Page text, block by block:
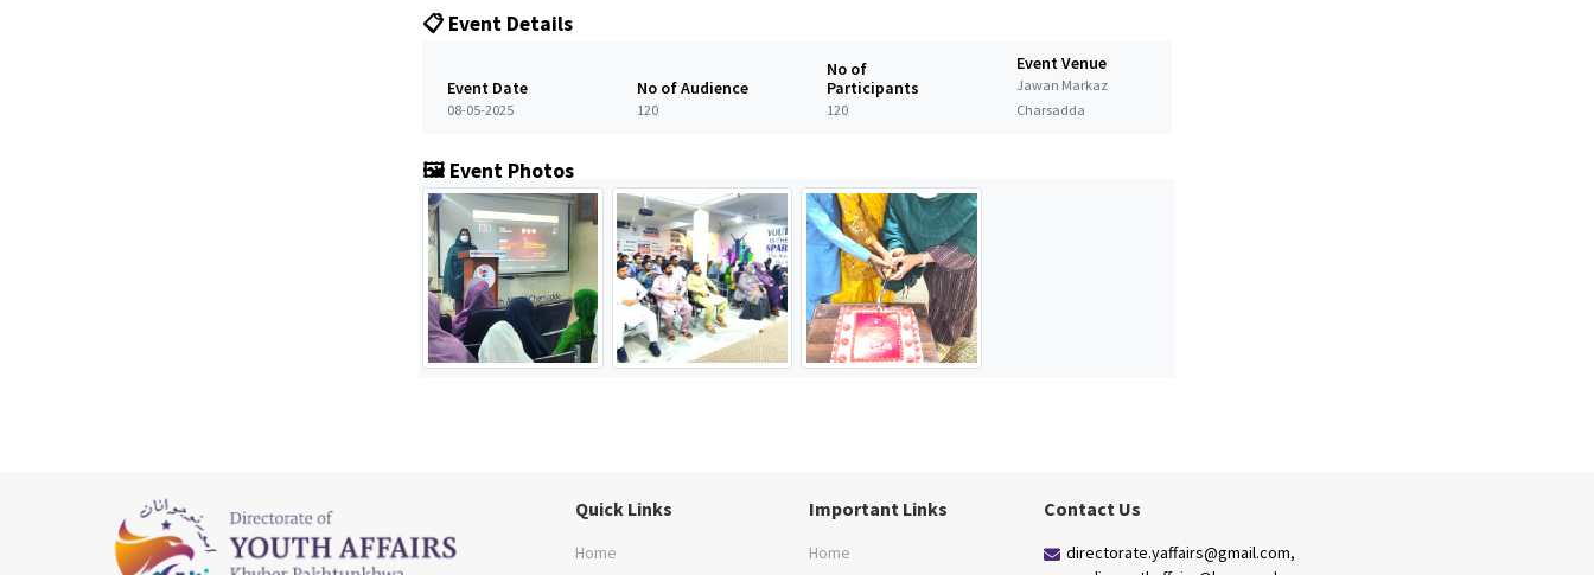
📋 Event Details
Event Date
08-05-2025
No of Audience
120
No of
Participants
120
Event Venue
Jawan Markaz
Charsadda
🖼️ Event Photos
Quick Links
Home
Important Links
Home
Contact Us
directorate.yaffairs@gmail.com,